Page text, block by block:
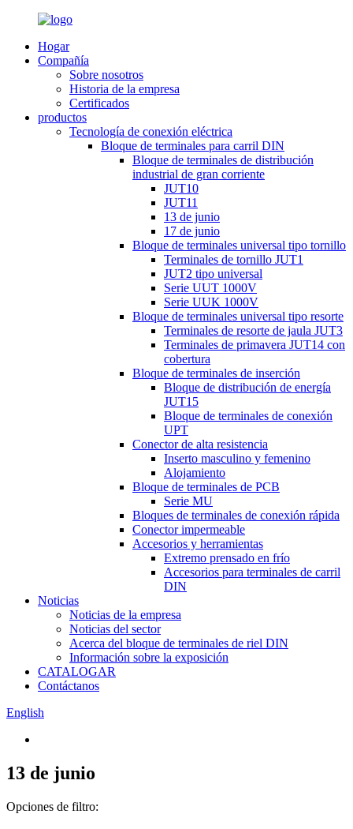
Hogar
Compañía
Sobre nosotros
Historia de la empresa
Certificados
productos
Tecnología de conexión eléctrica
Bloque de terminales para carril DIN
Bloque de terminales de distribución
industrial de gran corriente
JUT10
JUT11
13 de junio
17 de junio
Bloque de terminales universal tipo tornillo
Terminales de tornillo JUT1
JUT2 tipo universal
Serie UUT 1000V
Serie UUK 1000V
Bloque de terminales universal tipo resorte
Terminales de resorte de jaula JUT3
Terminales de primavera JUT14 con
cobertura
Bloque de terminales de inserción
Bloque de distribución de energía
JUT15
Bloque de terminales de conexión
UPT
Conector de alta resistencia
Inserto masculino y femenino
Alojamiento
Bloque de terminales de PCB
Serie MU
Bloques de terminales de conexión rápida
Conector impermeable
Accesorios y herramientas
Extremo prensado en frío
Accesorios para terminales de carril
DIN
Noticias
Noticias de la empresa
Noticias del sector
Acerca del bloque de terminales de riel DIN
Información sobre la exposición
CATALOGAR
Contáctanos
English
13 de junio
Opciones de filtro: